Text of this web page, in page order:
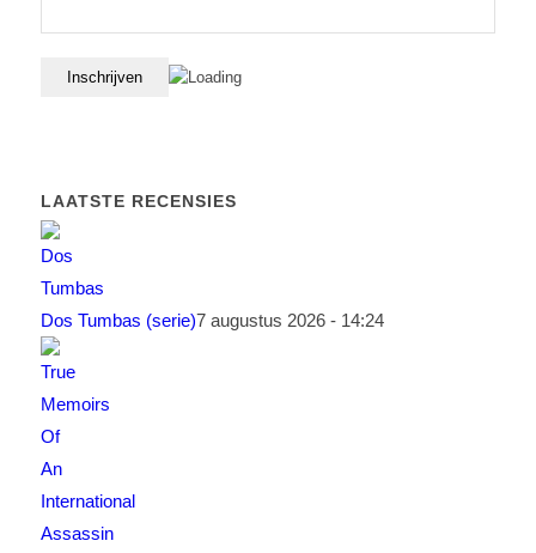
LAATSTE RECENSIES
Dos Tumbas (serie)7 augustus 2026 - 14:24